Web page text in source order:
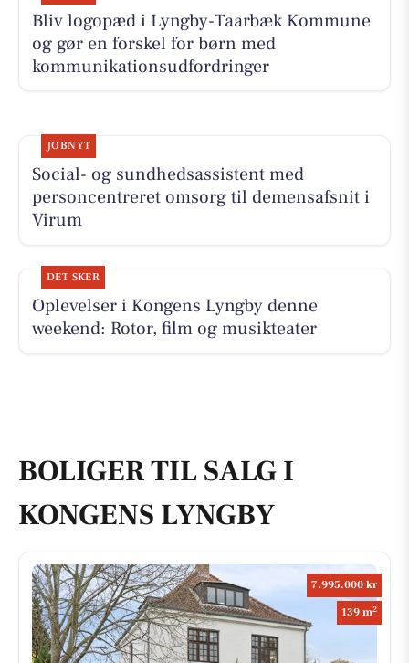
Bliv logopæd i Lyngby-Taarbæk Kommune
og gør en forskel for børn med
kommunikationsudfordringer
JOBNYT
Social- og sundhedsassistent med
personcentreret omsorg til demensafsnit i
Virum
DET SKER
Oplevelser i Kongens Lyngby denne
weekend: Rotor, film og musikteater
BOLIGER TIL SALG I
KONGENS LYNGBY
7.995.000 kr
139 m2